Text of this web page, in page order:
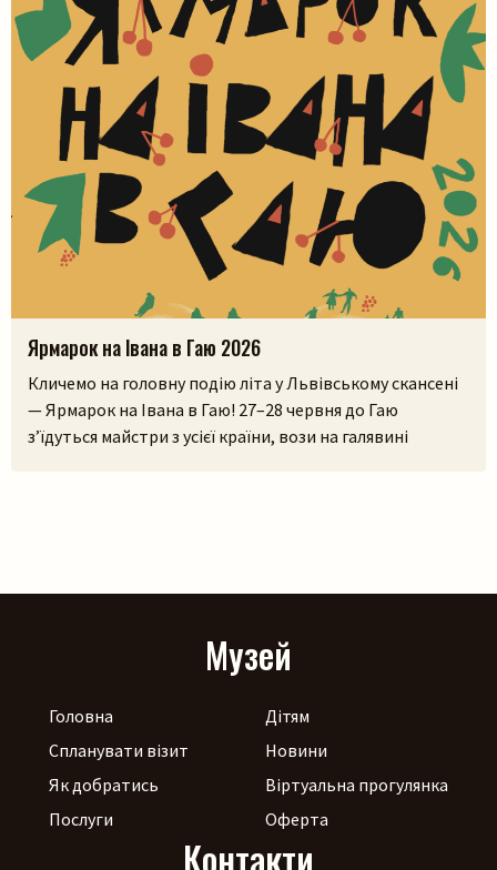
Ярмарок на Івана в Гаю 2026
Кличемо на головну подію літа у Львівському скансені
— Ярмарок на Івана в Гаю! 27–28 червня до Гаю
з’їдуться майстри з усієї країни, вози на галявині
Музей
Головна
Спланувати візит
Як добратись
Послуги
Дітям
Новини
Віртуальна прогулянка
Оферта
Контакти